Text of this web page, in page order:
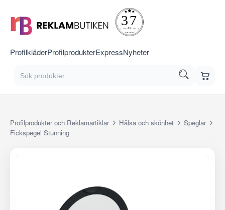
ProfilkläderProfilprodukterExpressNyheter
Profilprodukter och Reklamartiklar Hälsa och skönhet
Speglar
Fickspegel Stunning